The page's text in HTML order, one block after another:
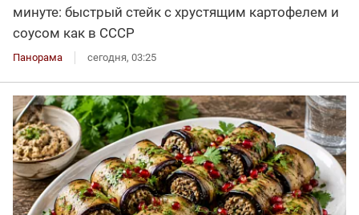
минуте: быстрый стейк с хрустящим картофелем и
соусом как в СССР
Панорама сегодня, 03:25